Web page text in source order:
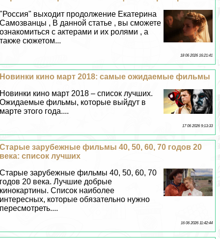
"Россия" выходит продолжение Екатерина
Самозванцы , В данной статье , вы сможете
ознакомиться с актерами и их ролями , а
также сюжетом...
18 06 2026 16:21:41
Новинки кино март 2018: самые ожидаемые фильмы
Новинки кино март 2018 – список лучших.
Ожидаемые фильмы, которые выйдут в
марте этого года....
17 06 2026 9:13:33
Старые зарубежные фильмы 40, 50, 60, 70 годов 20
века: список лучших
Старые зарубежные фильмы 40, 50, 60, 70
годов 20 века. Лучшие добрые
кинокартины. Список наиболее
интересных, которые обязательно нужно
пересмотреть....
16 06 2026 11:42:44